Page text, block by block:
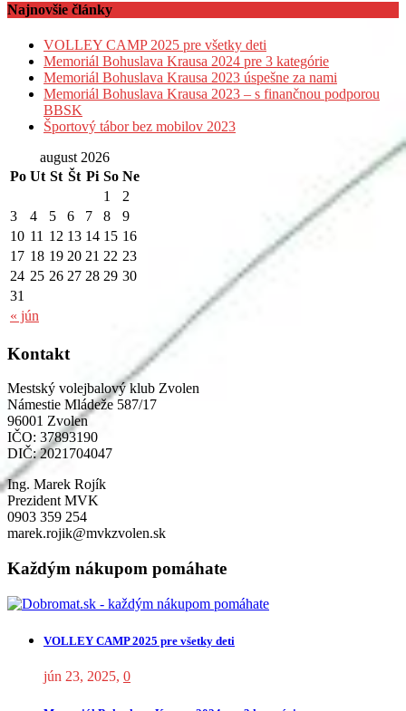
Najnovšie články
VOLLEY CAMP 2025 pre všetky deti
Memoriál Bohuslava Krausa 2024 pre 3 kategórie
Memoriál Bohuslava Krausa 2023 úspešne za nami
Memoriál Bohuslava Krausa 2023 – s finančnou podporou
BBSK
Športový tábor bez mobilov 2023
august 2026
Po Ut St Št Pi So Ne
« jún
1
2
3
4 5 6 7 8
9
10 11 12 13 14 15 16
17 18 19 20 21 22 23
24 25 26 27 28 29 30
31
Kontakt
Mestský volejbalový klub Zvolen
Námestie Mládeže 587/17
96001 Zvolen
IČO: 37893190
DIČ: 2021704047
Ing. Marek Rojík
Prezident MVK
0903 359 254
marek.rojik@mvkzvolen.sk
Každým nákupom pomáhate
VOLLEY CAMP 2025 pre všetky deti
jún 23, 2025, 0